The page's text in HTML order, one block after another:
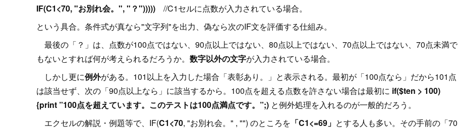
IF(C1<70, "お別れ会。", "？"))))) //C1セルに点数が入力されている場合。
という具合。条件式が真なら"文字列"を出力、偽なら次のIF文を評価する仕組み。
最後の「？」は、点数が100点ではない、90点以上ではない、80点以上ではない、70点以上ではない、70点未満で
もないとすれば何が考えられるだろうか。 数字以外の文字が入力されている場合。
しかし更に例外がある。101以上を入力した場合「表彰あり。」と表示される。最初が「100点なら」だから101点
は該当せず、次の「90点以上なら」に該当するから。100点を超える点数を許さない場合は最初に if($ten > 100)
{print ”100点を超えています。このテストは100点満点です。”;) と例外処理を入れるのが一般的だろう。
エクセルの解説・例題等で、IF(C1<70, "お別れ会。" , "") のところを 「C1<=69」 とする人も多い。その手前の「70